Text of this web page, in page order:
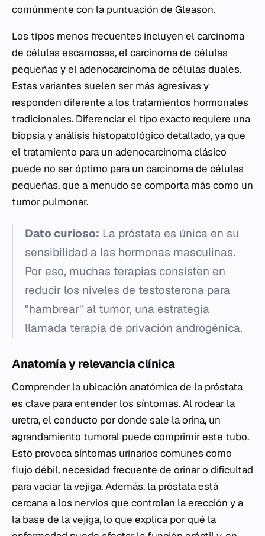
comúnmente con la puntuación de Gleason.
Los tipos menos frecuentes incluyen el carcinoma
de células escamosas, el carcinoma de células
pequeñas y el adenocarcinoma de células duales.
Estas variantes suelen ser más agresivas y
responden diferente a los tratamientos hormonales
tradicionales. Diferenciar el tipo exacto requiere una
biopsia y análisis histopatológico detallado, ya que
el tratamiento para un adenocarcinoma clásico
puede no ser óptimo para un carcinoma de células
pequeñas, que a menudo se comporta más como un
tumor pulmonar.
Dato curioso: La próstata es única en su
sensibilidad a las hormonas masculinas.
Por eso, muchas terapias consisten en
reducir los niveles de testosterona para
"hambrear" al tumor, una estrategia
llamada terapia de privación androgénica.
Anatomía y relevancia clínica
Comprender la ubicación anatómica de la próstata
es clave para entender los síntomas. Al rodear la
uretra, el conducto por donde sale la orina, un
agrandamiento tumoral puede comprimir este tubo.
Esto provoca síntomas urinarios comunes como
flujo débil, necesidad frecuente de orinar o dificultad
para vaciar la vejiga. Además, la próstata está
cercana a los nervios que controlan la erección y a
la base de la vejiga, lo que explica por qué la